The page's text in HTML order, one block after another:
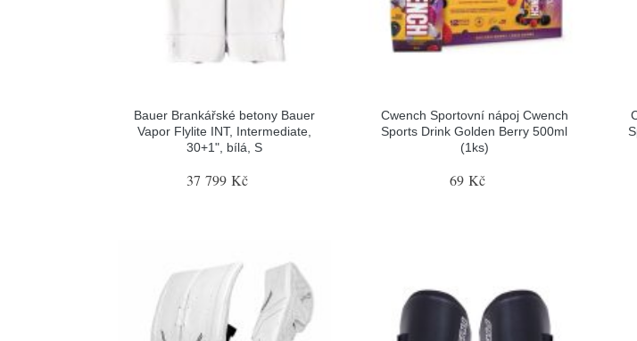
Bauer Brankářské betony Bauer
Vapor Flylite INT, Intermediate,
30+1", bílá, S
37 799 Kč
Cwench Sportovní nápoj Cwench
Sports Drink Golden Berry 500ml
(1ks)
69 Kč